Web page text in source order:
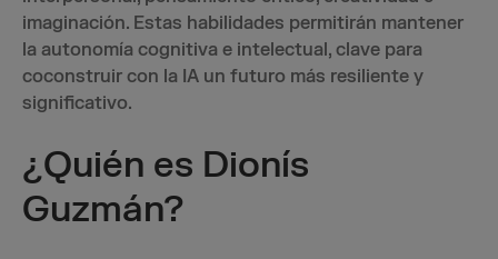
imaginación. Estas habilidades permitirán mantener
la autonomía cognitiva e intelectual, clave para
coconstruir con la IA un futuro más resiliente y
significativo.
¿Quién es Dionís
Guzmán?